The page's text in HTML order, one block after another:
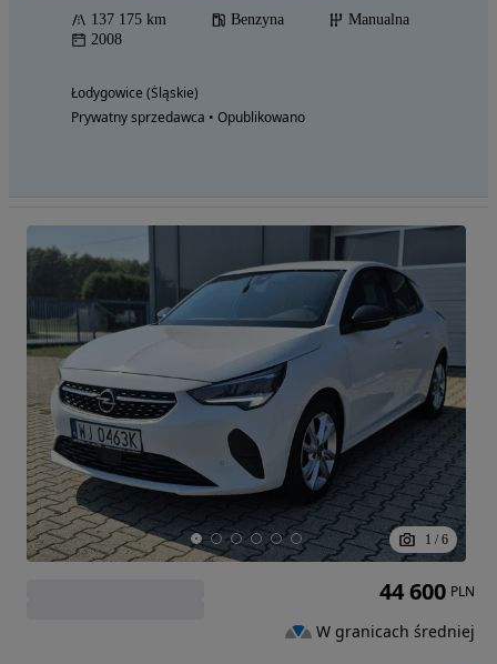
137 175 km Benzyna
Manualna
2008
Łodygowice (Śląskie)
Prywatny sprzedawca • Opublikowano
1 / 6
44 600 PLN
W granicach średniej